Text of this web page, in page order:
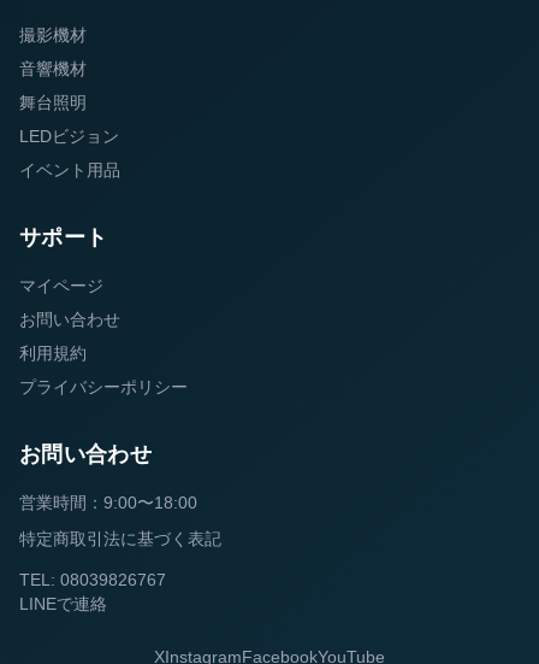
撮影機材
音響機材
舞台照明
LEDビジョン
イベント用品
サポート
マイページ
お問い合わせ
利用規約
プライバシーポリシー
お問い合わせ
営業時間：9:00〜18:00
特定商取引法に基づく表記
TEL: 08039826767
LINEで連絡
XInstagramFacebookYouTube